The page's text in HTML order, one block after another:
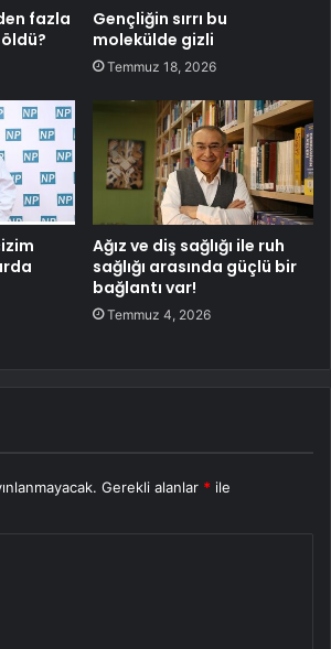
fazla
Gençliğin sırrı bu
molekülde gizli
Temmuz 18, 2026
Ağız ve diş sağlığı ile ruh
sağlığı arasında güçlü bir
bağlantı var!
Temmuz 4, 2026
Gerekli alanlar * ile